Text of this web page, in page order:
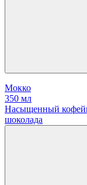
Мокко
350 мл
Насыщенный
шоколада